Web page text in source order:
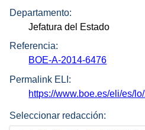
Departamento:
Jefatura del Estado
Referencia:
BOE-A-2014-6476
Permalink ELI:
https://www.boe.es/eli/es/
Seleccionar redacción: